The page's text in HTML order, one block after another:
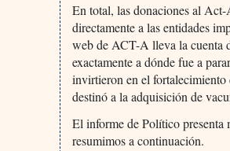
En total, las donaciones al
directamente a las entidades
web de ACT-A lleva la cuenta
exactamente a dónde fue a
invirtieron en el fortalecimiento
destinó a la adquisición de
El informe de Político presenta
resumimos a continuación.